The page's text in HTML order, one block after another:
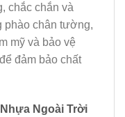
chắc chắn và
phào chân tường,
mỹ và bảo vệ
đảm bảo chất
Ngoài Trời